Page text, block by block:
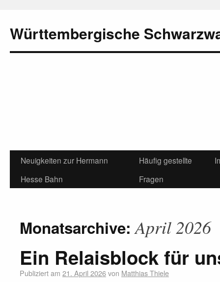
Württembergische
Neuigkeiten zur Hermann
Hesse Bahn
Häufig gestellte
Fragen
Monatsarchive:April 2026
Ein Relaisblock für
Publiziert am 21. April 2026von Matthias Thiele